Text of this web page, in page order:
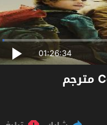
01:26:34